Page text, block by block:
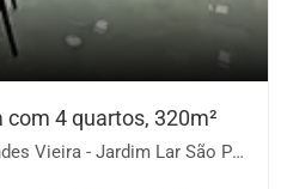
4 quartos, 320m²
- Jardim Lar São Paulo, São Paulo-SP